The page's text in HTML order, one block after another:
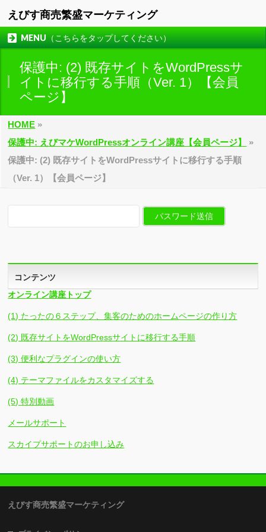
えびす商売繁盛マーケティング
MENU（こちらをタップしてください）
保護中: (2) 既存サイトをWordPressサ
イトに移行する手順（Ver. 1）【会員
ページ】
HOME »
保護中: えびマケWordPressオンライン講座【会員ページ】
»
保護中: (2) 既存サイトをWordPressサイトに移行する手順
（Ver. 1）【会員ページ】
コンテンツ
オンライン講座トップ
(1) たったの６ステップ、集客のためのホームページの作り方
(2) 既存サイトをWordPressサイトに移行する手順
(3) 便利なプラグインの使い方
(4) テーマファイルをカスタマイズする
(5) 特別動画
メールサポート
スカイプサポートのお申し込み
えびす商売繁盛マーケティング